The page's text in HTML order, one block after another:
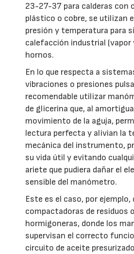
23-27-37 para calderas con
plástico o cobre, se utilizan
presión y temperatura para
calefacción industrial (vapor
hornos.
En lo que respecta a
vibraciones o presiones
recomendable utilizar
de glicerina que, al
movimiento de la aguja,
lectura perfecta y alivian la
mecánica del instrumento,
su vida útil y evitando
ariete que pudiera dañar el
sensible del manómetro.
Este es el caso, por ejemplo,
compactadoras de residuos
hormigoneras, donde los
supervisan el correcto
circuito de aceite